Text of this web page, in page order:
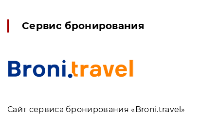
Сервис бронирования
Сайт сервиса бронирования «Broni.travel»